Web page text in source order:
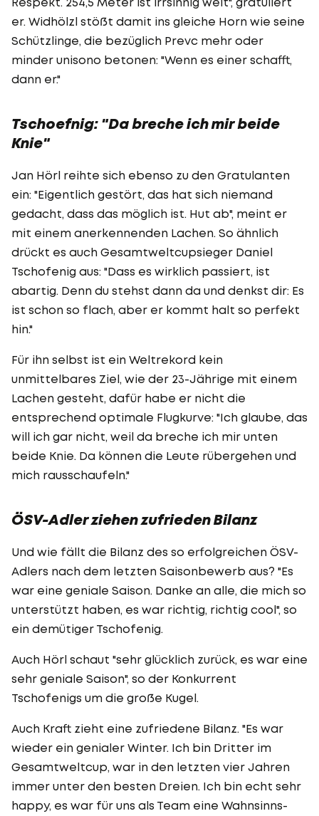
er. Widhölzl stößt damit ins gleiche Horn wie seine
Schützlinge, die bezüglich Prevc mehr oder
minder unisono betonen: "Wenn es einer schafft,
dann er."
Tschoefnig: "Da breche ich mir beide
Knie"
Jan Hörl reihte sich ebenso zu den Gratulanten
ein: "Eigentlich gestört, das hat sich niemand
gedacht, dass das möglich ist. Hut ab", meint er
mit einem anerkennenden Lachen. So ähnlich
drückt es auch Gesamtweltcupsieger Daniel
Tschofenig aus: "Dass es wirklich passiert, ist
abartig. Denn du stehst dann da und denkst dir: Es
ist schon so flach, aber er kommt halt so perfekt
hin."
Für ihn selbst ist ein Weltrekord kein
unmittelbares Ziel, wie der 23-Jährige mit einem
Lachen gesteht, dafür habe er nicht die
entsprechend optimale Flugkurve: "Ich glaube, das
will ich gar nicht, weil da breche ich mir unten
beide Knie. Da können die Leute rübergehen und
mich rausschaufeln."
ÖSV-Adler ziehen zufrieden Bilanz
Und wie fällt die Bilanz des so erfolgreichen ÖSV-
Adlers nach dem letzten Saisonbewerb aus? "Es
war eine geniale Saison. Danke an alle, die mich so
unterstützt haben, es war richtig, richtig cool", so
ein demütiger Tschofenig.
Auch Hörl schaut "sehr glücklich zurück, es war eine
sehr geniale Saison", so der Konkurrent
Tschofenigs um die große Kugel.
Auch Kraft zieht eine zufriedene Bilanz. "Es war
wieder ein genialer Winter. Ich bin Dritter im
Gesamtweltcup, war in den letzten vier Jahren
immer unter den besten Dreien. Ich bin echt sehr
happy, es war für uns als Team eine Wahnsinns-